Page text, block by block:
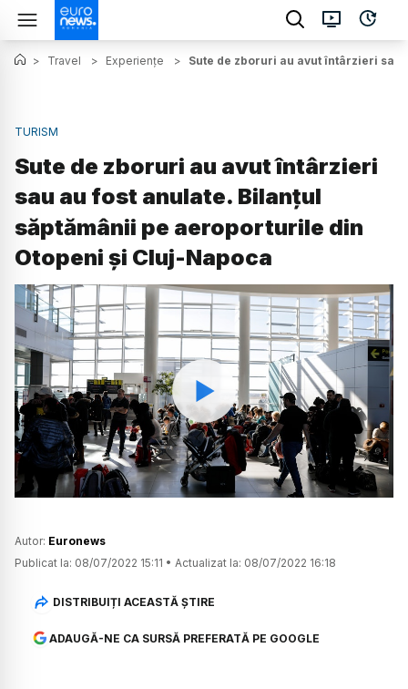
> Travel > Experiențe > Sute de zboruri au avut întârzieri
TURISM
Sute de zboruri au avut întârzieri
sau au fost anulate. Bilanțul
săptămânii pe aeroporturile din
Otopeni și Cluj-Napoca
Watch
Autor: Euronews
Publicat la: 08/07/2022 15:11 • Actualizat la: 08/07/2022 16:18
DISTRIBUIȚI ACEASTĂ ȘTIRE
ADAUGĂ-NE CA SURSĂ PREFERATĂ PE GOOGLE